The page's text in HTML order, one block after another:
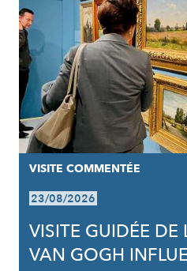
VISITE COMMENTÉE
23/08/2026
VISITE GUIDÉE
VAN GOGH